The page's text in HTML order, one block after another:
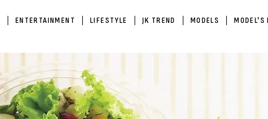
ENTERTAINMENT LIFESTYLE JK TREND MODELS MODEL'S